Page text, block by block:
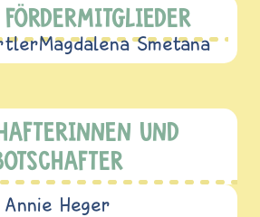
Magdalena Smetana
UND
Annie Heger